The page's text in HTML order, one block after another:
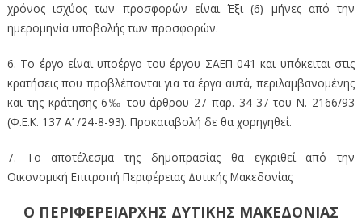
χρόνος ισχύος των προσφορών είναι Έξι (6) μήνες από την
ημερομηνία υποβολής των προσφορών.
6. Το έργο είναι υποέργο του έργου ΣΑΕΠ 041 και υπόκειται στις
κρατήσεις που προβλέπονται για τα έργα αυτά, περιλαμβανομένης
και της κράτησης 6‰ του άρθρου 27 παρ. 34-37 του Ν. 2166/93
(Φ.Ε.Κ. 137 Α’ /24-8-93). Προκαταβολή δε θα χορηγηθεί.
7. Το αποτέλεσμα της δημοπρασίας θα εγκριθεί από την
Οικονομική Επιτροπή Περιφέρειας Δυτικής Μακεδονίας
O ΠΕΡΙΦΕΡΕΙΑΡΧΗΣ ΔΥΤΙΚΗΣ ΜΑΚΕΔΟΝΙΑΣ